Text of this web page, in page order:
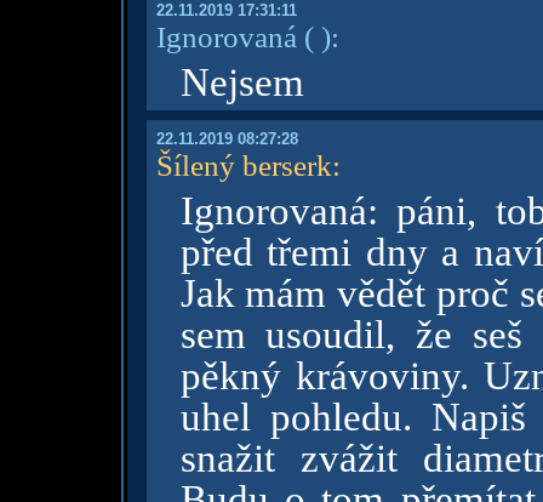
22.11.2019 17:31:11
Ignorovaná ( ):
Nejsem
22.11.2019 08:27:28
Šílený berserk:
Ignorovaná: páni,
před třemi dny a
Jak mám vědět proč
sem usoudil, že
pěkný krávoviny.
uhel pohledu.
snažit zvážit